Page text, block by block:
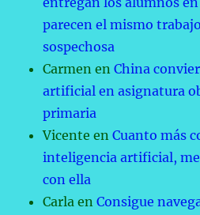
parecen el mismo
sospechosa
Carmen enChina
artificial en asignatura
primaria
Vicente enCuanto más
inteligencia artificial,
con ella
Carla enConsigue